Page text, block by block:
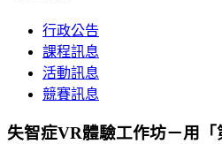
行政公告
課程訊息
活動訊息
競賽訊息
失智症VR體驗工作坊－用